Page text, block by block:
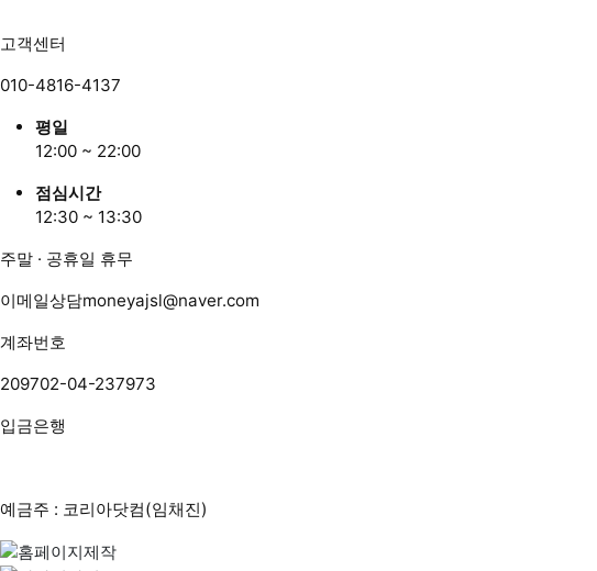
고객센터
010-4816-4137
평일
12:00 ~ 22:00
점심시간
12:30 ~ 13:30
주말 · 공휴일 휴무
이메일상담moneyajsl@naver.com
계좌번호
209702-04-237973
입금은행
예금주 : 코리아닷컴(임채진)